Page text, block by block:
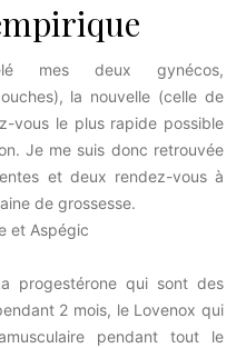
mes deux gynécos,
la nouvelle (celle de
vous le plus rapide possible
Je me suis donc retrouvée
et deux rendez-vous à
de grossesse.
et Aspégic
progestérone qui sont des
2 mois, le Lovenox qui
pendant tout le